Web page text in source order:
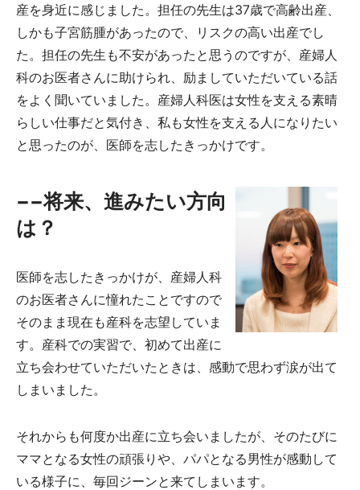
産を身近に感じました。担任の先生は37歳で高齢出産、
しかも子宮筋腫があったので、リスクの高い出産でし
た。担任の先生も不安があったと思うのですが、産婦人
科のお医者さんに助けられ、励ましていただいている話
をよく聞いていました。産婦人科医は女性を支える素晴
らしい仕事だと気付き、私も女性を支える人になりたい
と思ったのが、医師を志したきっかけです。
−−将来、進みたい方向
は？
医師を志したきっかけが、産婦人科
のお医者さんに憧れたことですので
そのまま現在も産科を志望していま
す。産科での実習で、初めて出産に
立ち会わせていただいたときは、感動で思わず涙が出て
しまいました。
それからも何度か出産に立ち会いましたが、そのたびに
ママとなる女性の頑張りや、パパとなる男性が感動して
いる様子に、毎回ジーンと来てしまいます。